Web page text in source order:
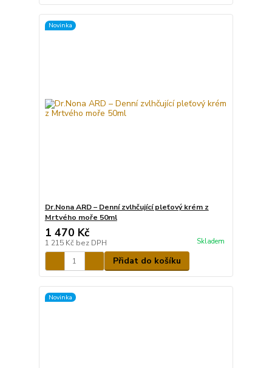
Novinka
Dr.Nona ARD – Denní zvlhčující pleťový krém z
Mrtvého moře 50ml
1 470 Kč
1 215 Kč bez DPH Skladem
Přidat do košíku
Novinka